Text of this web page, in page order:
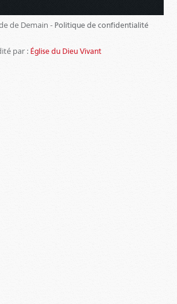
de Demain - Politique de confidentialité
par : Église du Dieu Vivant